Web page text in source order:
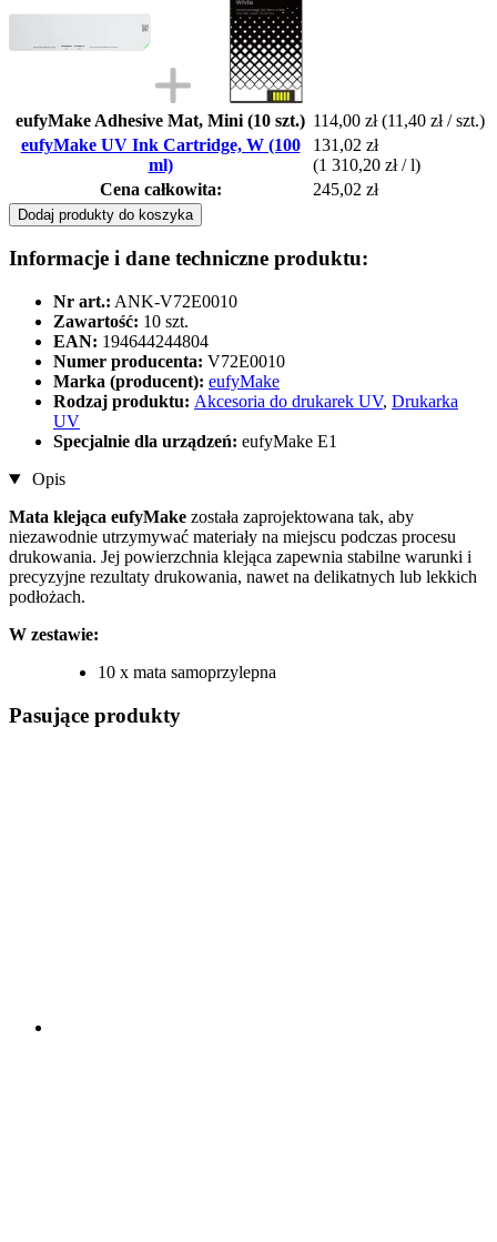
eufyMake Adhesive Mat, Mini (10 szt.) 114,00 zł (11,40 zł / szt.)
eufyMake UV Ink Cartridge, W (100
ml)
131,02 zł
(1 310,20 zł / l)
Cena całkowita:
245,02 zł
Dodaj produkty do koszyka
Informacje i dane techniczne produktu:
Nr art.: ANK-V72E0010
Zawartość: 10 szt.
EAN: 194644244804
Numer producenta: V72E0010
Marka (producent): eufyMake
Rodzaj produktu: Akcesoria do drukarek UV, Drukarka
UV
Specjalnie dla urządzeń: eufyMake E1
Opis
Mata klejąca eufyMake została zaprojektowana tak, aby
niezawodnie utrzymywać materiały na miejscu podczas procesu
drukowania. Jej powierzchnia klejąca zapewnia stabilne warunki i
precyzyjne rezultaty drukowania, nawet na delikatnych lub lekkich
podłożach.
W zestawie:
10 x mata samoprzylepna
Pasujące produkty